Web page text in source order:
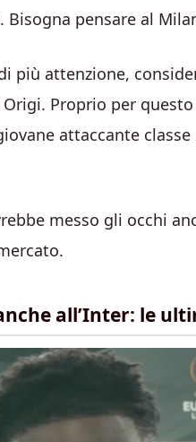
pensare al
più attenzione,
Proprio per
attaccante
messo gli occhi
all’Inter: le